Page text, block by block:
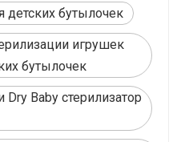
детских бутылочек
игрушек
бутылочек
Baby стерилизатор